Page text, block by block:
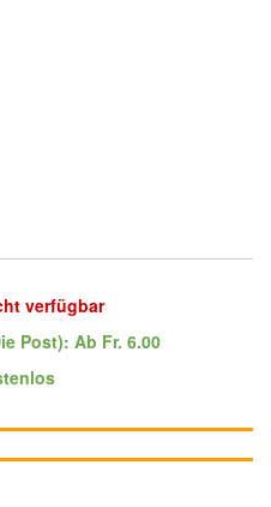
verfügbar
Post): Ab Fr. 6.00